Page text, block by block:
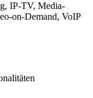
IP-TV, Media-
on-Demand, VoIP